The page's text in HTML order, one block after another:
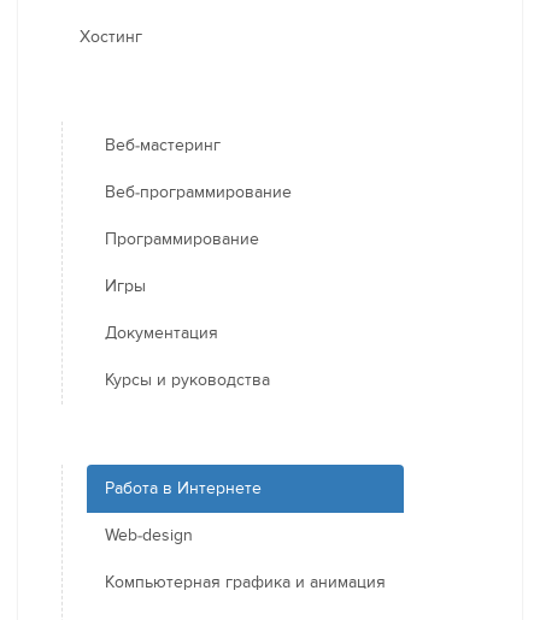
Хостинг
Веб-мастеринг
Веб-программирование
Программирование
Игры
Документация
Курсы и руководства
Работа в Интернете
Web-design
Компьютерная графика и анимация